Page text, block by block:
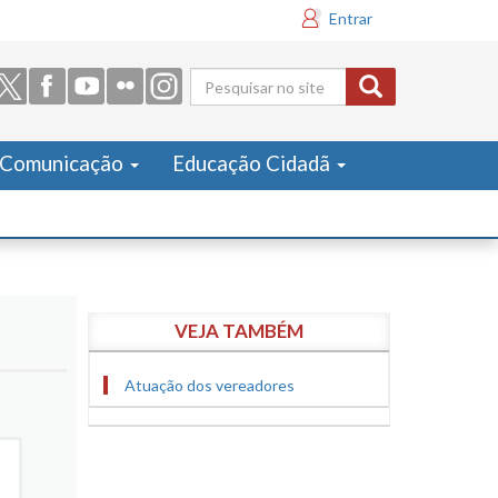
Entrar
Formulário
de busca
Comunicação Educação Cidadã
VEJA TAMBÉM
Atuação dos vereadores